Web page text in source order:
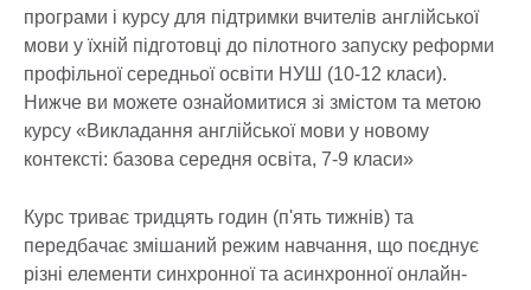
програми і курсу для підтримки вчителів англійської
мови у їхній підготовці до пілотного запуску реформи
профільної середньої освіти НУШ (10-12 класи).
Нижче ви можете ознайомитися зі змістом та метою
курсу «Викладання англійської мови у новому
контексті: базова середня освіта, 7-9 класи»
Курс триває тридцять годин (п'ять тижнів) та
передбачає змішаний режим навчання, що поєднує
різні елементи синхронної та асинхронної онлайн-